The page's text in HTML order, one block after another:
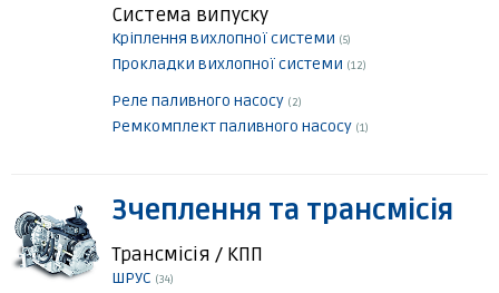
Система випуску
Кріплення вихлопної системи (5)
Прокладки вихлопної системи (12)
Реле паливного насосу (2)
Ремкомплект паливного насосу (1)
Зчеплення та трансмісія
Трансмісія / КПП
ШРУС (34)